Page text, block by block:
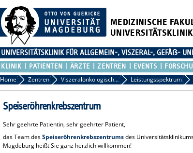
MEDIZINISCHE
UNIVERSITÄTSKLINIK FÜR ALLGEMEIN-, VISZERAL-, GEFÄẞ-
KLINIK PATIENTEN ÄRZTE ZENTREN EVENTS
Home Zentren Viszeralonkologisches Zentrum Leistungsspektrum
Speiseröhrenkrebszentrum
Sehr geehrte Patientin, sehr geehrter Patient,
das Team desSpeiseröhrenkrebszentrumsdes
Magdeburg heißt Sie ganz herzlich willkommen!